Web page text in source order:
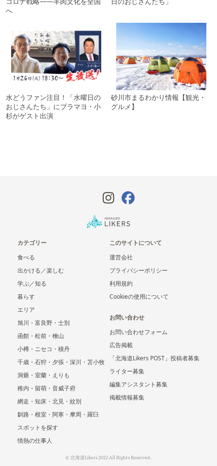
へ
水どうファン注目！「水曜日の
おじさんたち」にブラマヨ・小
杉がゲスト出演
砂川市まるわかり情報【観光・
グルメ】
カテゴリー
食べる
出かける／楽しむ
学ぶ／知る
暮らす
エリア
旭川・富良野・士別
函館・松前・檜山
小樽・ニセコ・積丹
千歳・石狩・夕張・深川・苫小牧
洞爺・室蘭・えりも
稚内・留萌・音威子府
網走・知床・北見・紋別
釧路・根室・阿寒・摩周・羅臼
スポットを探す
情熱の仕事人
このサイトについて
運営会社
プライバシーポリシー
利用規約
Cookieの使用について
お問い合わせ
お問い合わせフォーム
広告掲載
「北海道Likers POST」投稿者募集
ライター募集
編集アシスタント募集
掲載情報募集
© 北海道Likers 2022 All Rights Reserved.